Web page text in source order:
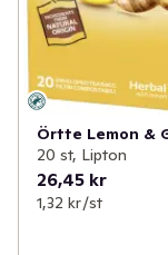
Örtte Lemon &
20 st, Lipton
26,45 kr
1,32 kr /st